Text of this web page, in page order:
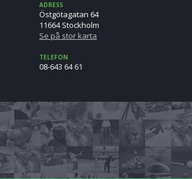
ADRESS
Östgötagatan 64
11664 Stockholm
Se på stor karta
TELEFON
08-643 64 61